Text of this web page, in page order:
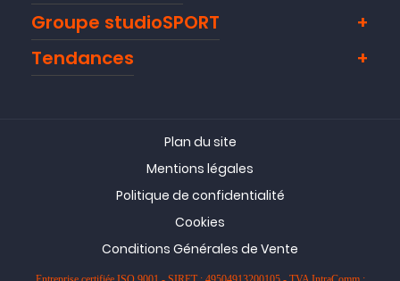
Groupe studioSPORT
Tendances
Plan du site
Mentions légales
Politique de confidentialité
Cookies
Conditions Générales de Vente